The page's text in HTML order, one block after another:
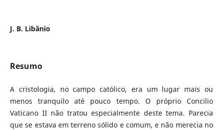
J. B. Libânio
Resumo
A cristologia, no campo católico, era um lugar mais ou
menos tranquilo até pouco tempo. O próprio Concilio
Vaticano II não tratou especialmente deste tema. Parecia
que se estava em terreno sólido e comum, e não merecia no